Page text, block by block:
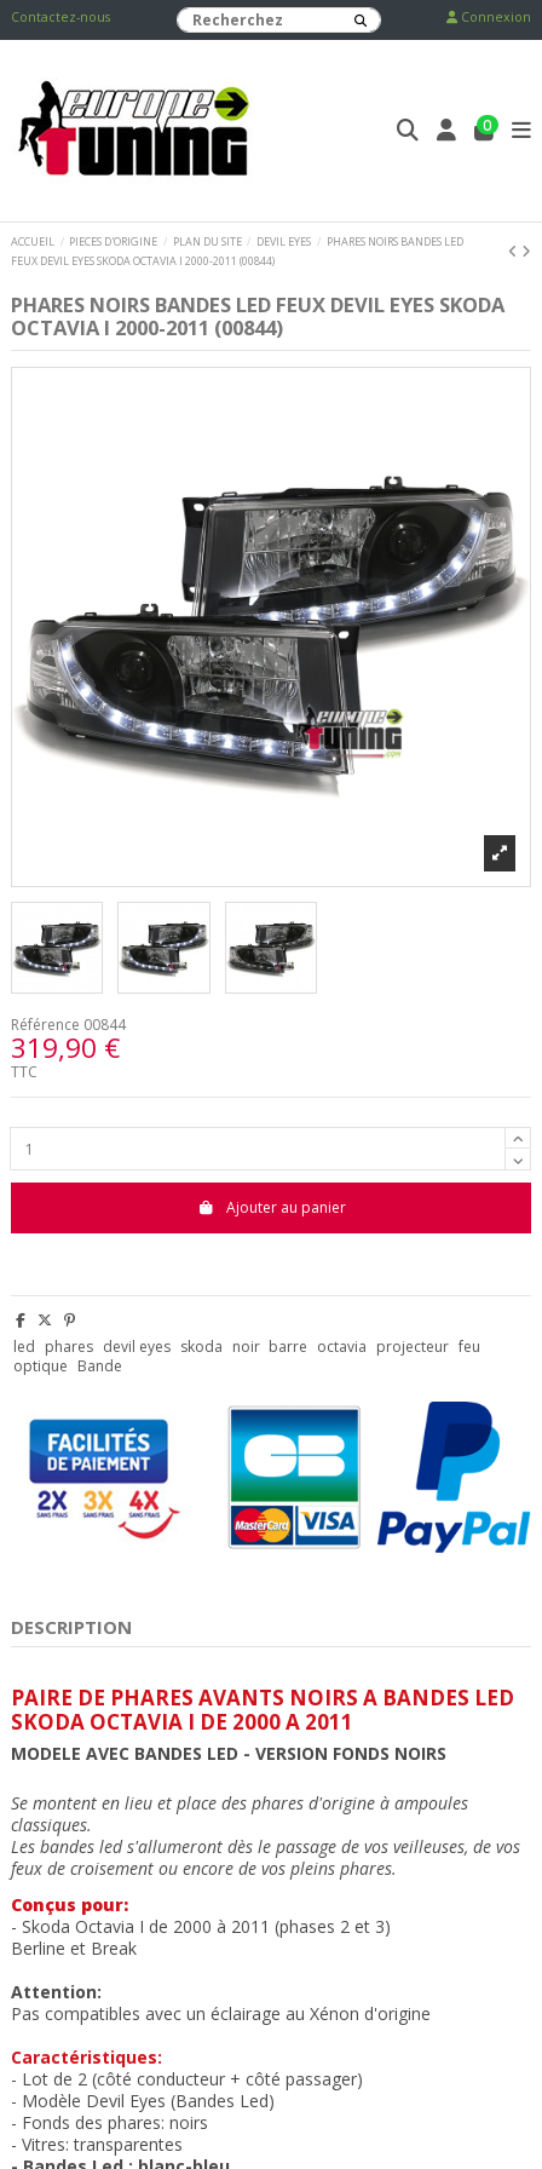
Contactez-nous Connexion
0
ACCUEIL PIECES D'ORIGINE PLAN DU SITE DEVIL EYES
PHARES NOIRS BANDES LED
FEUX DEVIL EYES SKODA OCTAVIA I 2000-2011 (00844)
PHARES NOIRS BANDES LED FEUX DEVIL EYES SKODA
OCTAVIA I 2000-2011 (00844)
Référence 00844
319,90 €
TTC
Ajouter au panier
led phares devil eyes skoda noir barre octavia projecteur feu
optique Bande
DESCRIPTION
PAIRE DE PHARES AVANTS NOIRS A BANDES LED
SKODA OCTAVIA I DE 2000 A 2011
MODELE AVEC BANDES LED - VERSION FONDS NOIRS
Se montent en lieu et place des phares d'origine à ampoules
classiques.
Les bandes led s'allumeront dès le passage de vos veilleuses, de vos
feux de croisement ou encore de vos pleins phares.
Conçus pour:
- Skoda Octavia I de 2000 à 2011 (phases 2 et 3)
Berline et Break
Attention:
Pas compatibles avec un éclairage au Xénon d'origine
Caractéristiques:
- Lot de 2 (côté conducteur + côté passager)
- Modèle Devil Eyes (Bandes Led)
- Fonds des phares: noirs
- Vitres: transparentes